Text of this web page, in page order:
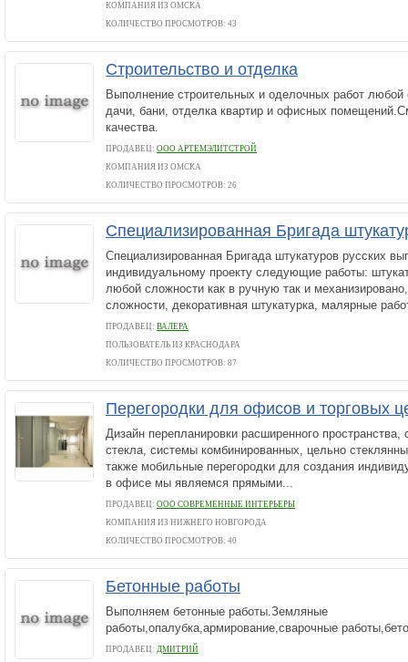
КОМПАНИЯ ИЗ ОМСКА
КОЛИЧЕСТВО ПРОСМОТРОВ: 43
Строительство и отделка
Выполнение строительных и оделочных работ
дачи, бани, отделка квартир и офисных
качества.
ПРОДАВЕЦ: ООО АРТЕМЭЛИТСТРОЙ
КОМПАНИЯ ИЗ ОМСКА
КОЛИЧЕСТВО ПРОСМОТРОВ: 26
Специализированная Бригада
Специализированная Бригада штукатуров русских
индивидуальному проекту следующие работы:
любой сложности как в ручную так и
сложности, декоративная штукатурка, малярные
ПРОДАВЕЦ: ВАЛЕРА
ПОЛЬЗОВАТЕЛЬ ИЗ КРАСНОДАРА
КОЛИЧЕСТВО ПРОСМОТРОВ: 87
Перегородки для офисов и торговых
Дизайн перепланировки расширенного пространства,
стекла, системы комбинированных, цельно
также мобильные перегородки для создания
в офисе мы являемся прямыми...
ПРОДАВЕЦ: ООО СОВРЕМЕННЫЕ ИНТЕРЬЕРЫ
КОМПАНИЯ ИЗ НИЖНЕГО НОВГОРОДА
КОЛИЧЕСТВО ПРОСМОТРОВ: 40
Бетонные работы
Выполняем бетонные работы.Земляные
работы,опалубка,армирование,сварочные
ПРОДАВЕЦ: ДМИТРИЙ